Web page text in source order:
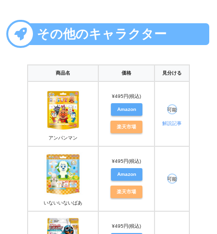
その他のキャラクター
商品名 価格 見分ける
アンパンマン
¥495円(税込)
Amazon
楽天市場
可能
解説記事
いないいないばあ
¥495円(税込)
Amazon
楽天市場
可能
¥495円(税込)